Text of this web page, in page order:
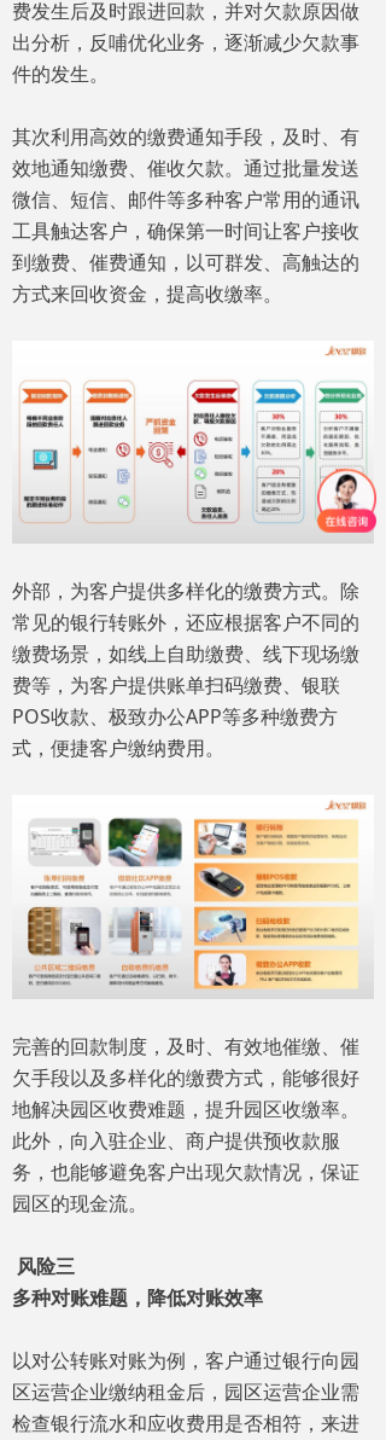
费发生后及时跟进回款，并对欠款原因做
出分析，反哺优化业务，逐渐减少欠款事
件的发生。
其次利用高效的缴费通知手段，及时、有
效地通知缴费、催收欠款。通过批量发送
微信、短信、邮件等多种客户常用的通讯
工具触达客户，确保第一时间让客户接收
到缴费、催费通知，以可群发、高触达的
方式来回收资金，提高收缴率。
外部，为客户提供多样化的缴费方式。除
常见的银行转账外，还应根据客户不同的
缴费场景，如线上自助缴费、线下现场缴
费等，为客户提供账单扫码缴费、银联
POS收款、极致办公APP等多种缴费方
式，便捷客户缴纳费用。
完善的回款制度，及时、有效地催缴、催
欠手段以及多样化的缴费方式，能够很好
地解决园区收费难题，提升园区收缴率。
此外，向入驻企业、商户提供预收款服
务，也能够避免客户出现欠款情况，保证
园区的现金流。
风险三
多种对账难题，降低对账效率
以对公转账对账为例，客户通过银行向园
区运营企业缴纳租金后，园区运营企业需
检查银行流水和应收费用是否相符，来进